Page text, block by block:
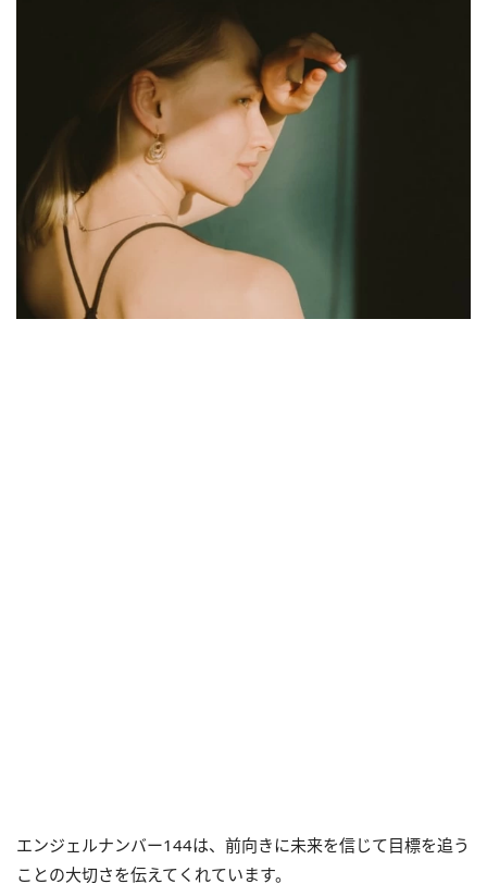
エンジェルナンバー144は、前向きに未来を信じて目標を追う
ことの大切さを伝えてくれています。